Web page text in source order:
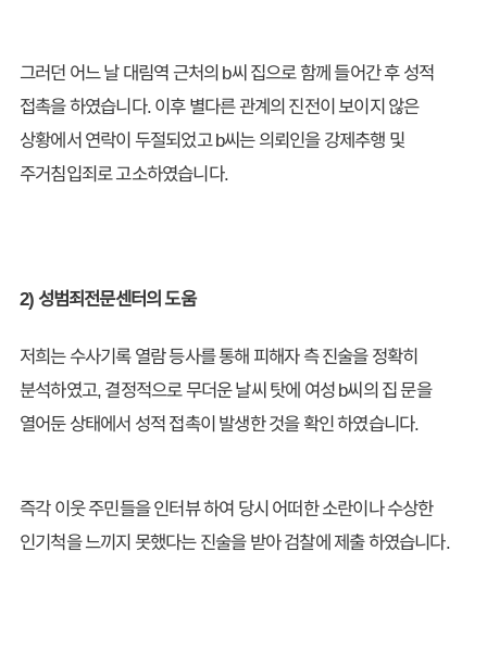
그러던 어느 날 대림역 근처의 b씨 집으로 함께 들어간 후 성적
접촉을 하였습니다. 이후 별다른 관계의 진전이 보이지 않은
상황에서 연락이 두절되었고 b씨는 의뢰인을 강제추행 및
주거침입죄로 고소하였습니다.
2) 성범죄전문센터의 도움
저희는 수사기록 열람 등사를 통해 피해자 측 진술을 정확히
분석하였고, 결정적으로 무더운 날씨 탓에 여성 b씨의 집 문을
열어둔 상태에서 성적 접촉이 발생한 것을 확인 하였습니다.
즉각 이웃 주민들을 인터뷰 하여 당시 어떠한 소란이나 수상한
인기척을 느끼지 못했다는 진술을 받아 검찰에 제출 하였습니다.